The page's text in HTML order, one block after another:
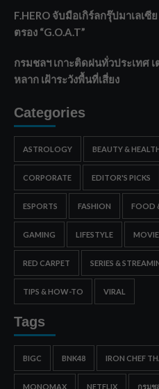
F.HERO จับมือเกิร์ลกรุ๊ปมาเลเซี
ตรอง “G.O.A.T”
กรมชลฯ เกาะติดฝนทั่วประเทศ
หลาก เฝ้าระวังพื้นที่เสี่ยง
Categories
ASTROLOGY BEAUTY &
CORPORATE EDITOR'S PICKS
ESPORTS FASHION FOOD
GAMING LIFESTYLE
RED CARPET SERIES &
TIPS & HOW-TO VIRAL
Tags
BIGC BNK48 IRON CHEF
MONOMAX NETFLIX กรมช